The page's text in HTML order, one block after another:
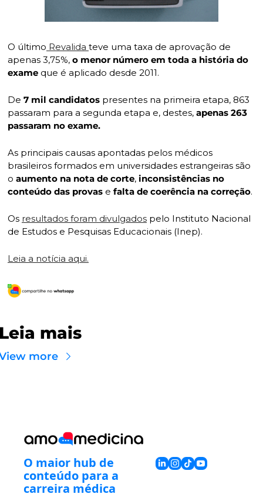
O último Revalida teve uma taxa de aprovação de
apenas 3,75%, o menor número em toda a história do
exame que é aplicado desde 2011.
De 7 mil candidatos presentes na primeira etapa, 863
passaram para a segunda etapa e, destes, apenas 263
passaram no exame.
As principais causas apontadas pelos médicos
brasileiros formados em universidades estrangeiras são
o aumento na nota de corte, inconsistências no
conteúdo das provas e falta de coerência na correção.
Os resultados foram divulgados pelo Instituto Nacional
de Estudos e Pesquisas Educacionais (Inep).
Leia a notícia aqui.
mais
more
O maior hub de
conteúdo para a
carreira médica